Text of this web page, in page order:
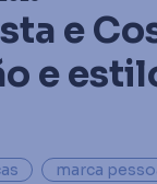
e
e
marca